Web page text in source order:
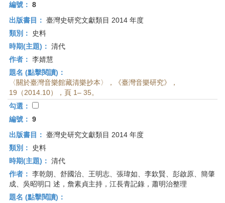
編號： 8
出版書目： 臺灣史研究文獻類目 2014 年度
類別：
史料
時期(主題)： 清代
作者： 李婧慧
題名 (點擊閱讀)：
〈關於臺灣音樂館藏清樂抄本〉，《臺灣音樂研究》，
19（2014.10），頁 1– 35。
勾選：
編號： 9
出版書目： 臺灣史研究文獻類目 2014 年度
類別：
史料
時期(主題)： 清代
作者： 李乾朗、舒國治、王明志、張瑋如、李欽賢、彭啟原、簡肇
成、吳昭明口 述，詹素貞主持，江長青記錄，蕭明治整理
題名 (點擊閱讀)：